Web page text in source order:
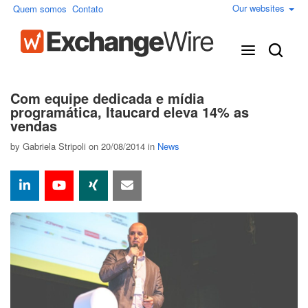
Quem somos Contato Our websites
Com equipe dedicada e mídia
programática, Itaucard eleva 14% as
vendas
by Gabriela Stripoli on 20/08/2014 in News